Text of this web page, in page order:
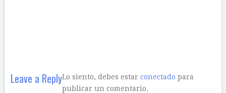
Leave a ReplyLo siento, debes estar conectado para
publicar un comentario.